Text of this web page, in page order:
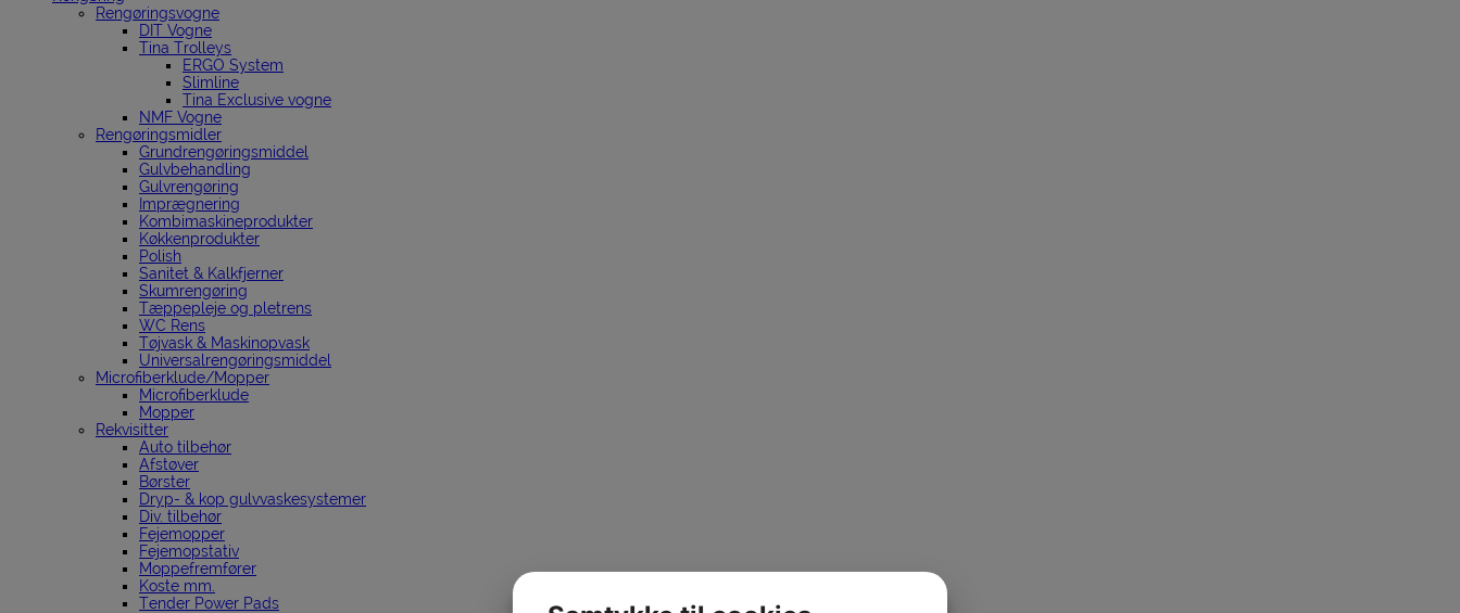
Rengøringsvogne
DIT Vogne
Tina Trolleys
ERGO System
Slimline
Tina Exclusive vogne
NMF Vogne
Rengøringsmidler
Grundrengøringsmiddel
Gulvbehandling
Gulvrengøring
Imprægnering
Kombimaskineprodukter
Køkkenprodukter
Polish
Sanitet & Kalkfjerner
Skumrengøring
Tæppepleje og pletrens
WC Rens
Tøjvask & Maskinopvask
Universalrengøringsmiddel
Microfiberklude/Mopper
Microfiberklude
Mopper
Rekvisitter
Auto tilbehør
Afstøver
Børster
Dryp- & kop gulvvaskesystemer
Div. tilbehør
Fejemopper
Fejemopstativ
Moppefremfører
Koste mm.
Tender Power Pads